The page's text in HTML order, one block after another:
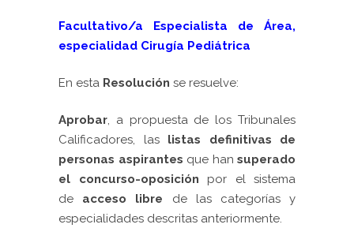
Facultativo/a Especialista de Área,
especialidad Cirugía Pediátrica
En esta Resolución se resuelve:
Aprobar, a propuesta de los Tribunales
Calificadores, las listas definitivas de
personas aspirantes que han superado
el concurso-oposición por el sistema
de acceso libre de las categorías y
especialidades descritas anteriormente.